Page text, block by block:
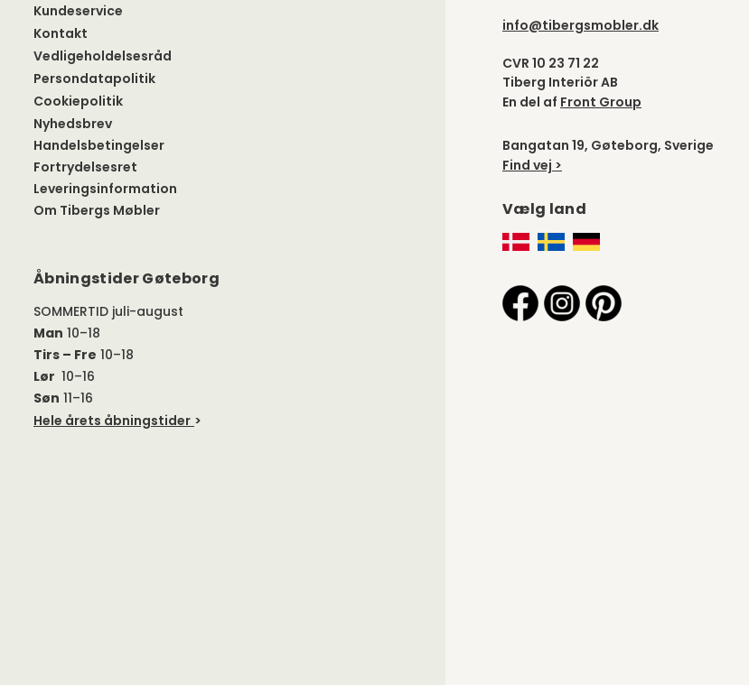
Kundeservice
Kontakt
Vedligeholdelsesråd
Persondatapolitik
Cookiepolitik
Nyhedsbrev
Handelsbetingelser
Fortrydelsesret
Leveringsinformation
Om Tibergs Møbler
Åbningstider Gøteborg
SOMMERTID juli-august
Man 10–18
Tirs – Fre 10–18
Lør 10–16
Søn 11–16
Hele årets åbningstider >
info@tibergsmobler.dk
CVR 10 23 71 22
Tiberg Interiör AB
En del af Front Group
Bangatan 19, Gøteborg, Sverige
Find vej >
Vælg land